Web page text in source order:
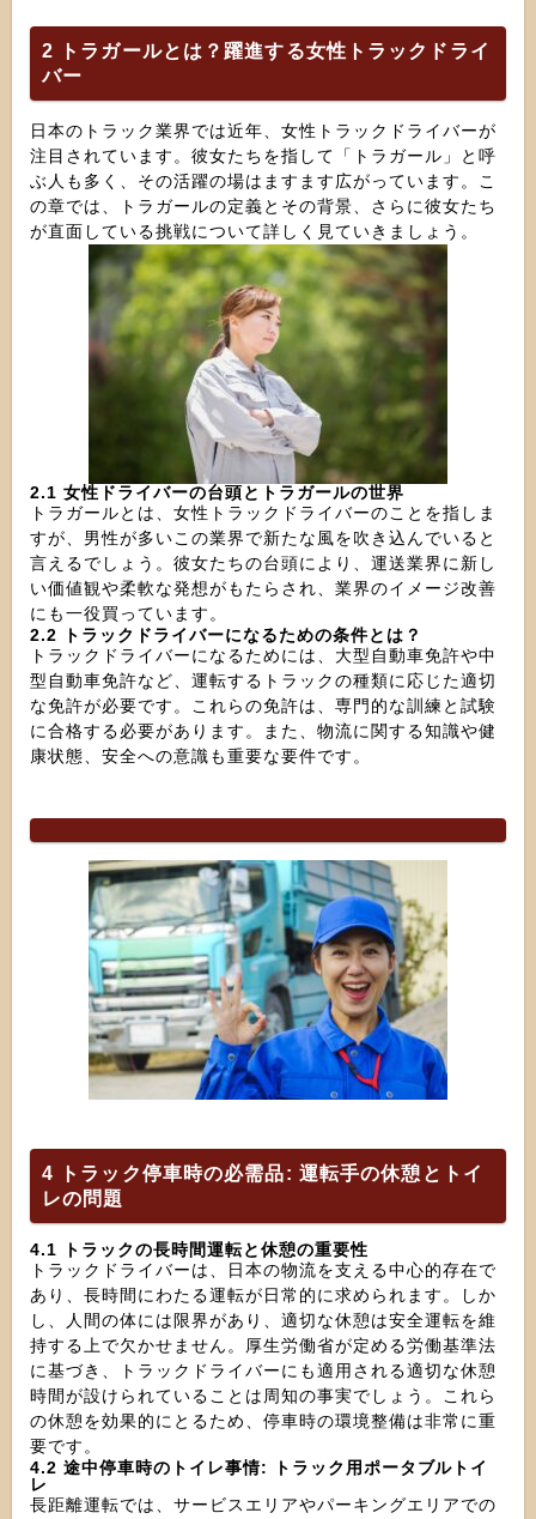
2 トラガールとは？躍進する女性トラックドライ
バー
日本のトラック業界では近年、女性トラックドライバーが
注目されています。彼女たちを指して「トラガール」と呼
ぶ人も多く、その活躍の場はますます広がっています。こ
の章では、トラガールの定義とその背景、さらに彼女たち
が直面している挑戦について詳しく見ていきましょう。
2.1 女性ドライバーの台頭とトラガールの世界
トラガールとは、女性トラックドライバーのことを指しま
すが、男性が多いこの業界で新たな風を吹き込んでいると
言えるでしょう。彼女たちの台頭により、運送業界に新し
い価値観や柔軟な発想がもたらされ、業界のイメージ改善
にも一役買っています。
2.2 トラックドライバーになるための条件とは？
トラックドライバーになるためには、大型自動車免許や中
型自動車免許など、運転するトラックの種類に応じた適切
な免許が必要です。これらの免許は、専門的な訓練と試験
に合格する必要があります。また、物流に関する知識や健
康状態、安全への意識も重要な要件です。
4 トラック停車時の必需品: 運転手の休憩とトイ
レの問題
4.1 トラックの長時間運転と休憩の重要性
トラックドライバーは、日本の物流を支える中心的存在で
あり、長時間にわたる運転が日常的に求められます。しか
し、人間の体には限界があり、適切な休憩は安全運転を維
持する上で欠かせません。厚生労働省が定める労働基準法
に基づき、トラックドライバーにも適用される適切な休憩
時間が設けられていることは周知の事実でしょう。これら
の休憩を効果的にとるため、停車時の環境整備は非常に重
要です。
4.2 途中停車時のトイレ事情: トラック用ポータブルトイ
レ
長距離運転では、サービスエリアやパーキングエリアでの